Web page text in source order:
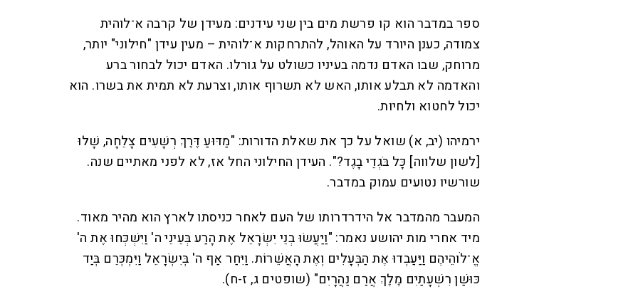
ספר במדבר הוא קו פרשת מים בין שני עידנים: מעידן של קרבה א־לוהית
צמודה, כענן היורד על האוהל, להתרחקות א־לוהית – מעין עידן "חילוני" יותר,
מרוחק, שבו האדם נדמה בעיניו כשולט על גורלו. האדם יכול לבחור ברע
והאדמה לא תבלע אותו, האש לא תשרוף אותו, וצרעת לא תמית את בשרו. הוא
יכול לחטוא ולחיות.
ירמיהו (יב, א) שואל על כך את שאלת הדורות: "מַדּוּעַ דֶּרֶךְ רְשָׁעִים צָלֵחָה, שָׁלוּ
[לשון שלווה] כָּל בֹּגְדֵי בָגֶד?". העידן החילוני החל אז, לא לפני מאתיים שנה.
שורשיו נטועים עמוק במדבר.
המעבר מהמדבר אל הידרדרותו של העם לאחר כניסתו לארץ הוא מהיר מאוד.
מיד אחרי מות יהושע נאמר: "וַיַּעֲשׂוּ בְנֵי יִשְׂרָאֵל אֶת הָרַע בְּעֵינֵי ה' וַיִּשְׁכְּחוּ אֶת ה'
אֱ־לֹוהֵיהֶם וַיַּעַבְדוּ אֶת הַבְּעָלִים וְאֶת הָאֲשֵׁרוֹת. וַיִּחַר אַף ה' בְּיִשְׂרָאֵל וַיִּמְכְּרֵם בְּיַד
כּוּשַׁן רִשְׁעָתַיִם מֶלֶךְ אֲרַם נַהֲרָיִם" (שופטים ג, ז-ח).